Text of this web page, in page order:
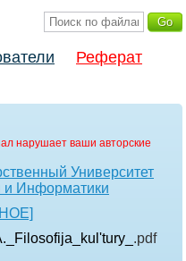
Реферат
нарушает ваши авторские
Университет
и Информатики
.pdf